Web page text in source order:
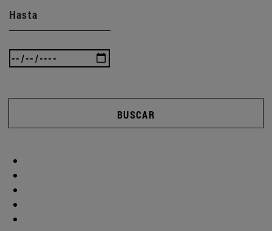
Hasta
BUSCAR